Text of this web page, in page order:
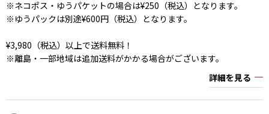
※ネコポス・ゆうパケットの場合は¥250（税込）となります。
※ゆうパックは別途¥600円（税込）となります。
¥3,980（税込）以上で送料無料！
※離島・一部地域は追加送料がかかる場合がございます。
詳細を見る